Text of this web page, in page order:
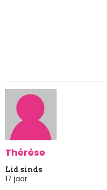
Thérèse
Lid sinds
17 jaar